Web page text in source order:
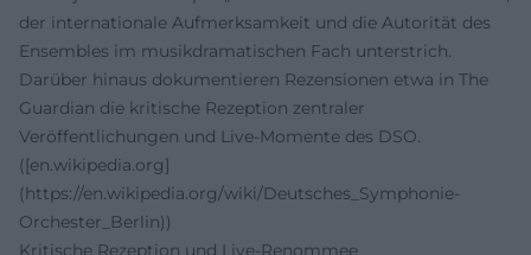
der internationale Aufmerksamkeit und die Autorität des
Ensembles im musikdramatischen Fach unterstrich.
Darüber hinaus dokumentieren Rezensionen etwa in The
Guardian die kritische Rezeption zentraler
Veröffentlichungen und Live-Momente des DSO.
([en.wikipedia.org]
(https://en.wikipedia.org/wiki/Deutsches_Symphonie-
Orchester_Berlin))
Kritische Rezeption und Live-Renommee